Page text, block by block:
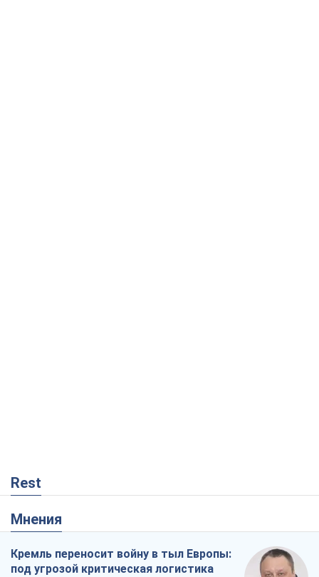
Rest
Мнения
Кремль переносит войну в тыл Европы:
под угрозой критическая логистика